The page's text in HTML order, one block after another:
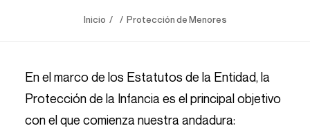
Inicio Protección de Menores
En el marco de los Estatutos de la Entidad, la
Protección de la Infancia es el principal objetivo
con el que comienza nuestra andadura: